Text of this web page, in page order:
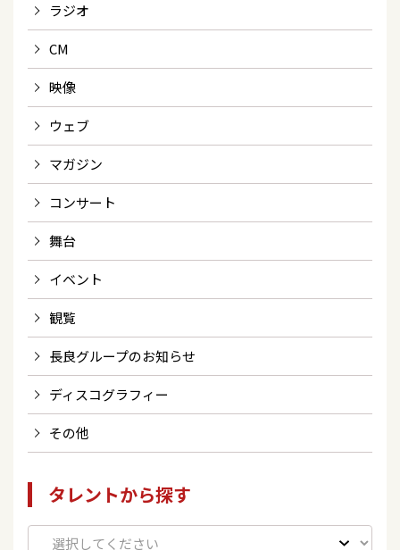
ラジオ
CM
映像
ウェブ
マガジン
コンサート
舞台
イベント
観覧
長良グループのお知らせ
ディスコグラフィー
その他
タレントから探す